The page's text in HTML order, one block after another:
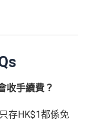
收手續費？
存HK$1都係免